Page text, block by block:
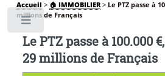
Accueil > 🏠 IMMOBILIER> Le PTZ passe à
millions de Français
Le PTZ passe à 100.000
29 millions de Français
Toggle